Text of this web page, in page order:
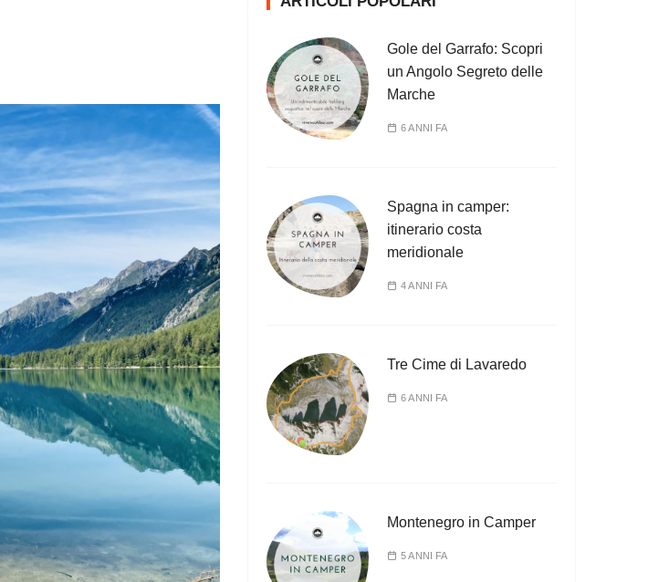
Gole del Garrafo: Scopri
un Angolo Segreto delle
Marche
6 ANNI FA
Spagna in camper:
itinerario costa
meridionale
4 ANNI FA
Tre Cime di Lavaredo
6 ANNI FA
Montenegro in Camper
5 ANNI FA